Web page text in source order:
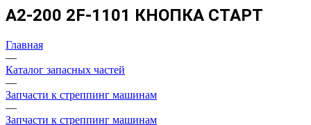
A2-200 2F-1101 КНОПКА СТАРТ
Главная
—
Каталог запасных частей
—
Запчасти к стреппинг машинам
—
Запчасти к стреппинг машинам